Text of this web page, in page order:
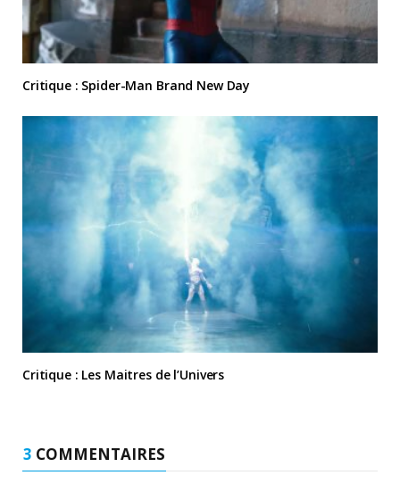
Critique : Spider-Man Brand New Day
Critique : Les Maitres de l’Univers
3 COMMENTAIRES